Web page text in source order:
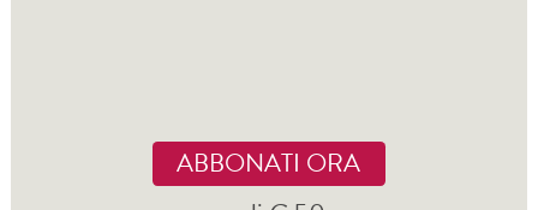
ABBONATI ORA